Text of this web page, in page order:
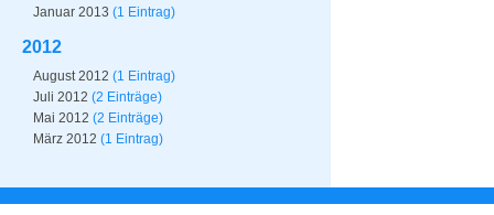
Januar 2013 (1 Eintrag)
2012
August 2012 (1 Eintrag)
Juli 2012 (2 Einträge)
Mai 2012 (2 Einträge)
März 2012 (1 Eintrag)